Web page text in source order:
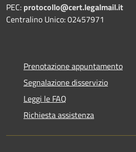
PEC: protocollo@cert.legalmail.it
Centralino Unico: 02457971
Prenotazione appuntamento
Segnalazione disservizio
Leggi le FAQ
Richiesta assistenza